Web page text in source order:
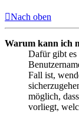
Nach oben
Warum kann ich
Dafür gibt es
Fall ist,
möglich,
vorliegt,